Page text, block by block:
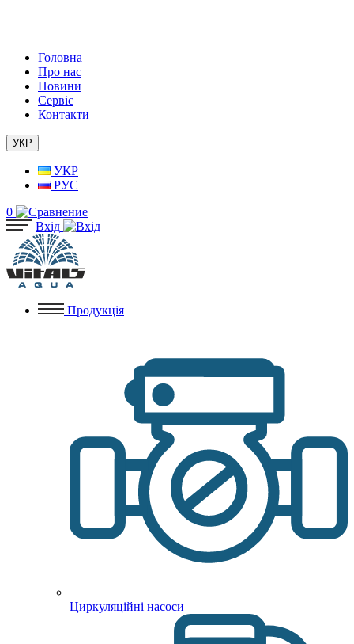
Головна
Про нас
Новини
Сервіс
Контакти
УКР
УКР
РУС
0
Вхід
Продукція
Циркуляційні насоси